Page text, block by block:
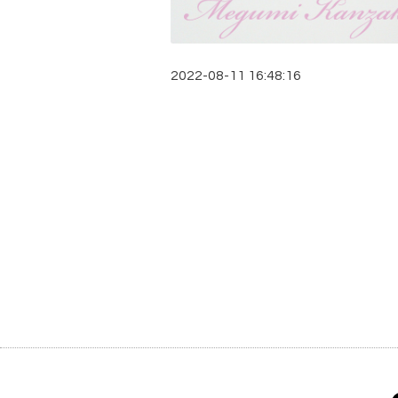
2022-08-11 16:48:16